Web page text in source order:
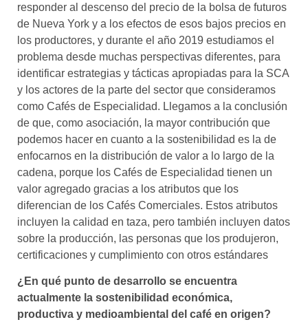
responder al descenso del precio de la bolsa de futuros
de Nueva York y a los efectos de esos bajos precios en
los productores, y durante el año 2019 estudiamos el
problema desde muchas perspectivas diferentes, para
identificar estrategias y tácticas apropiadas para la SCA
y los actores de la parte del sector que consideramos
como Cafés de Especialidad. Llegamos a la conclusión
de que, como asociación, la mayor contribución que
podemos hacer en cuanto a la sostenibilidad es la de
enfocarnos en la distribución de valor a lo largo de la
cadena, porque los Cafés de Especialidad tienen un
valor agregado gracias a los atributos que los
diferencian de los Cafés Comerciales. Estos atributos
incluyen la calidad en taza, pero también incluyen datos
sobre la producción, las personas que los produjeron,
certificaciones y cumplimiento con otros estándares
¿En qué punto de desarrollo se encuentra
actualmente la sostenibilidad económica,
productiva y medioambiental del café en origen?